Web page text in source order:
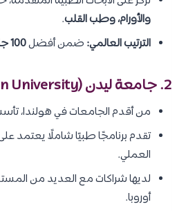
والأورام، وطب القلب.
الترتيب العالمي: ضمن أفضل100 جامعة عالميًا
2. جامعة ليدن (Leiden University):
من أقدم الجامعات في هولندا،
تقدم برنامجًا طبيًا شاملًا يعتمد
العملي.
لديها شراكات مع العديد من
أوروبا.